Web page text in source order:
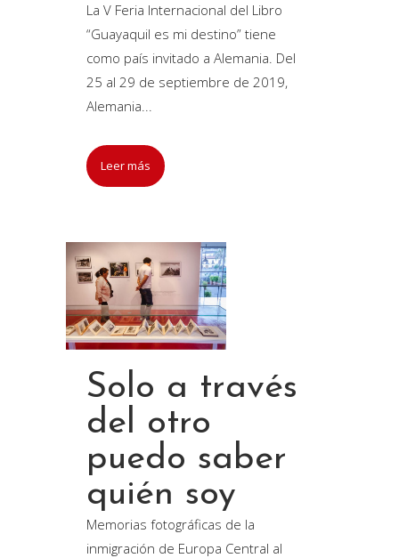
La V Feria Internacional del Libro
“Guayaquil es mi destino” tiene
como país invitado a Alemania. Del
25 al 29 de septiembre de 2019,
Alemania...
Leer más
Solo a través
del otro
puedo saber
quién soy
Memorias fotográficas de la
inmigración de Europa Central al